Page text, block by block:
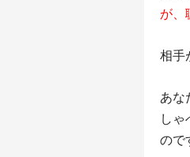
が、
相手
あな
しゃ
ので